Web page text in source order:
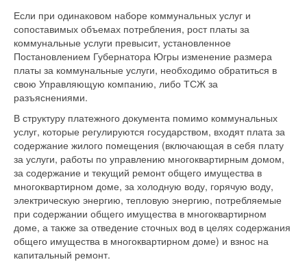
Если при одинаковом наборе коммунальных услуг и
сопоставимых объемах потребления, рост платы за
коммунальные услуги превысит, установленное
Постановлением Губернатора Югры изменение размера
платы за коммунальные услуги, необходимо обратиться в
свою Управляющую компанию, либо ТСЖ за
разъяснениями.
В структуру платежного документа помимо коммунальных
услуг, которые регулируются государством, входят плата за
содержание жилого помещения (включающая в себя плату
за услуги, работы по управлению многоквартирным домом,
за содержание и текущий ремонт общего имущества в
многоквартирном доме, за холодную воду, горячую воду,
электрическую энергию, тепловую энергию, потребляемые
при содержании общего имущества в многоквартирном
доме, а также за отведение сточных вод в целях содержания
общего имущества в многоквартирном доме) и взнос на
капитальный ремонт.